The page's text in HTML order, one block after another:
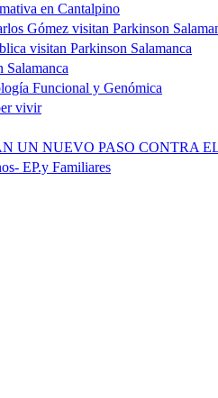
en Cantalpino
Gómez visitan Parkinson
visitan Parkinson Salamanca
Salamanca
Funcional y Genómica
vivir
UN NUEVO PASO CONTRA
EP.y Familiares